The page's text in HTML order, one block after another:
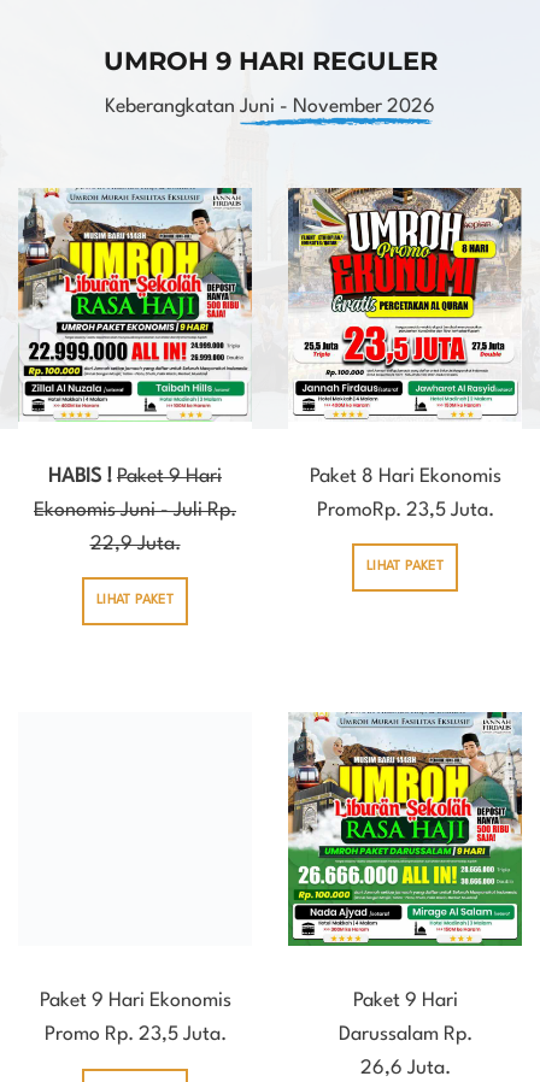
UMROH 9 HARI REGULER
Keberangkatan Juni - November 2026
HABIS ! Paket 9 Hari
Ekonomis Juni - Juli Rp.
22,9 Juta.
LIHAT PAKET
Paket 8 Hari Ekonomis
PromoRp. 23,5 Juta.
LIHAT PAKET
Paket 9 Hari Ekonomis
Promo Rp. 23,5 Juta.
Paket 9 Hari
Darussalam Rp.
26,6 Juta.